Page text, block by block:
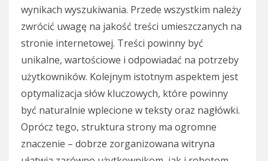
wynikach wyszukiwania. Przede wszystkim należy
zwrócić uwagę na jakość treści umieszczanych na
stronie internetowej. Treści powinny być
unikalne, wartościowe i odpowiadać na potrzeby
użytkowników. Kolejnym istotnym aspektem jest
optymalizacja słów kluczowych, które powinny
być naturalnie wplecione w teksty oraz nagłówki.
Oprócz tego, struktura strony ma ogromne
znaczenie – dobrze zorganizowana witryna